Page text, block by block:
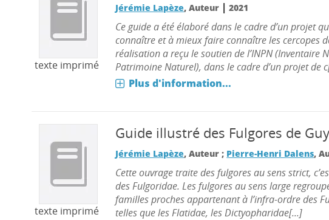
texte imprimé
Jérémie Lapèze, Auteur |2021
Ce guide a été élaboré dans le cadre d’un projet
connaître et à mieux faire connaître les cercopes
réalisation a reçu le soutien de l’INPN (Inventaire
Patrimoine Naturel), dans le cadre d’un projet de
Plus d'information...
texte imprimé
Guide illustré des Fulgores de
Jérémie Lapèze, Auteur ; Pierre-Henri Dalens,
Cette ouvrage traite des fulgores au sens strict,
des Fulgoridae. Les fulgores au sens large
familles proches appartenant à l’infra-ordre des
telles que les Flatidae, les Dictyopharidae[...]